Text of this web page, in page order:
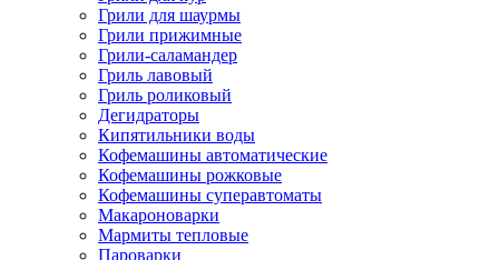
Грили для шаурмы
Грили прижимные
Грили-саламандер
Гриль лавовый
Гриль роликовый
Дегидраторы
Кипятильники воды
Кофемашины автоматические
Кофемашины рожковые
Кофемашины суперавтоматы
Макароноварки
Мармиты тепловые
Пароварки